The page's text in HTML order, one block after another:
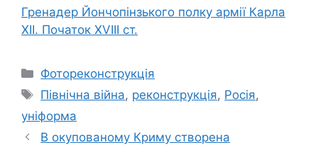
Гренадер Йончопінзького полку армії Карла
ХІІ. Початок XVIII ст.
Категорії
Фотореконструкція
Позначки
Північна війна, реконструкція, Росія,
уніформа
В окупованому Криму створена